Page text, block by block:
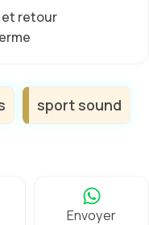
et retour
sport sound
Envoyer